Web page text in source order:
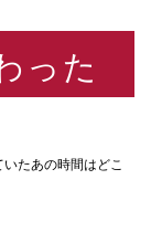
った
たあの時間はどこ